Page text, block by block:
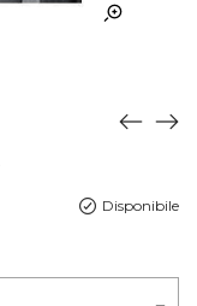
Disponibile